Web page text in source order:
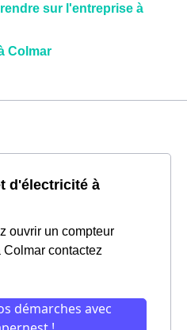
sur l'entreprise à
Colmar
d'électricité à
ouvrir un compteur
contactez